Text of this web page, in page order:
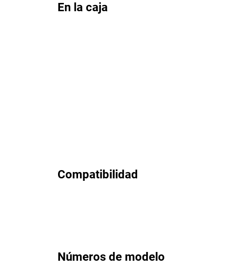
En la caja
Compatibilidad
Números de modelo